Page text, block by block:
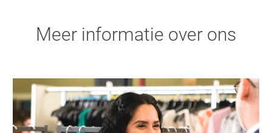
Meer informatie over ons